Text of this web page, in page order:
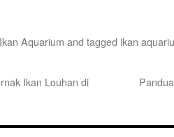
Ikan Aquarium and tagged ikan
Ikan Louhan di